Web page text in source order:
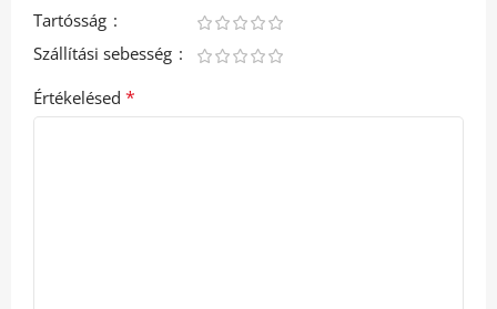
Tartósság
Szállítási sebesség
Értékelésed *